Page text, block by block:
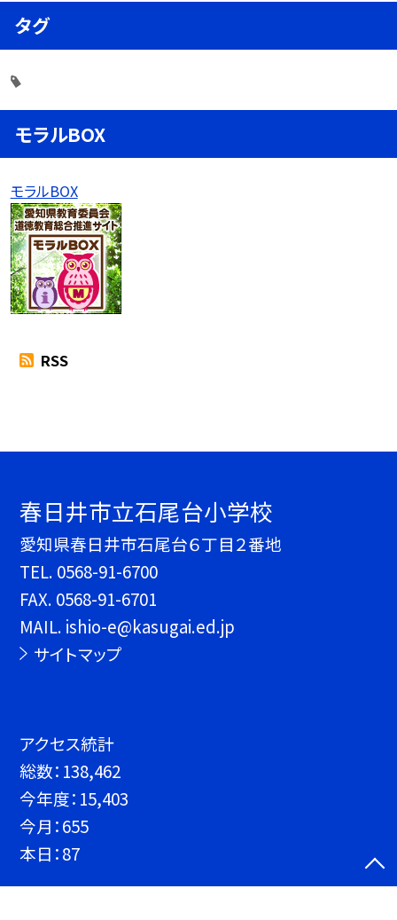
タグ
モラルBOX
モラルBOX
RSS
春日井市立石尾台小学校
愛知県春日井市石尾台６丁目２番地
TEL. 0568-91-6700
FAX. 0568-91-6701
MAIL. ishio-e@kasugai.ed.jp
サイトマップ
アクセス統計
総数： 138,462
今年度： 15,403
今月：655
本日：87